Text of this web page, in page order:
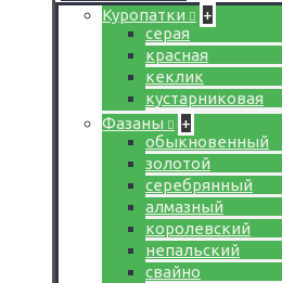
Куропатки
+
серая
красная
кеклик
кустарниковая
Фазаны
+
обыкновенный
золотой
серебрянный
алмазный
королевский
непальский
свайно